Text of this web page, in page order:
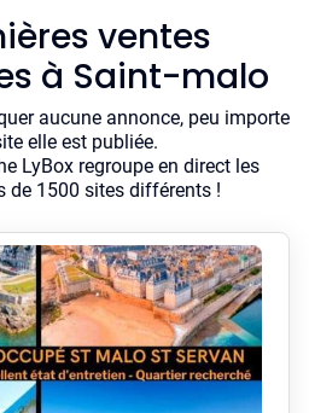
ventes
à Saint-malo
aucune annonce, peu importe
elle est publiée.
LyBox regroupe en direct les
de 1500 sites différents !